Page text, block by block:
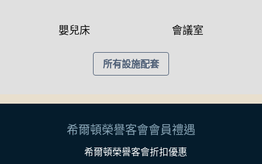
嬰兒床 會議室
所有設施配套
希爾頓榮譽客會會員禮遇
希爾頓榮譽客會折扣優惠